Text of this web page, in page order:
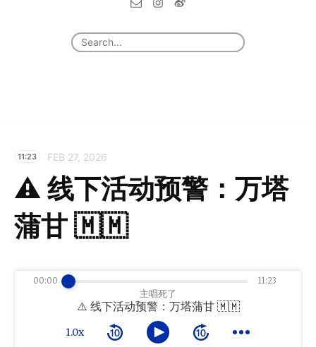
11:23 FEB 27, 2026
⚠️ 线下活动预警：万塔
蒲甘 🇲🇲
主唱死了
⚠️ 线下活动预警：万塔蒲甘 🇲🇲
1.0x
00:00 11:23